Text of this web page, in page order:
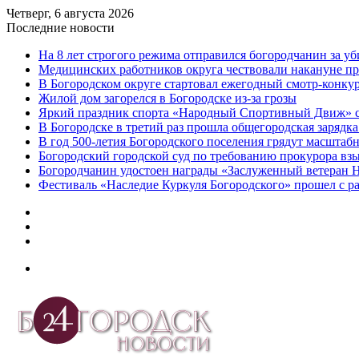
Четверг, 6 августа 2026
Последние новости
На 8 лет строгого режима отправился богородчанин за
Медицинских работников округа чествовали накануне
В Богородском округе стартовал ежегодный смотр-
Жилой дом загорелся в Богородске из-за грозы
Яркий праздник спорта «Народный Спортивный Движ»
В Богородске в третий раз прошла общегородская
В год 500-летия Богородского поселения грядут
️Богородский городской суд по требованию прокурора
Богородчанин удостоен награды «Заслуженный ветеран
Фестиваль «Наследие Куркуля Богородского» прошел с